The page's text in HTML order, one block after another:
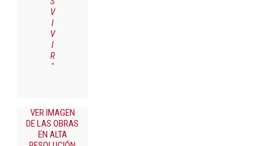
V
I
V
I
R
"
VER IMAGEN
DE LAS OBRAS
EN ALTA